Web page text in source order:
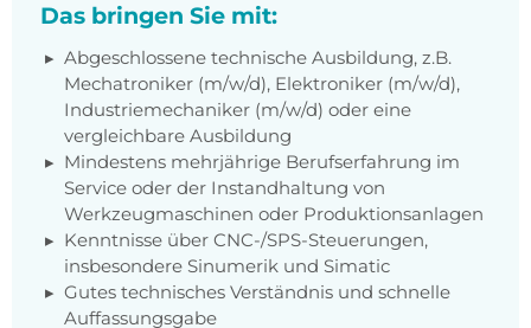
Das bringen Sie mit:
Abgeschlossene technische Ausbildung, z.B.
Mechatroniker (m/w/d), Elektroniker (m/w/d),
Industriemechaniker (m/w/d) oder eine
vergleichbare Ausbildung
Mindestens mehrjährige Berufserfahrung im
Service oder der Instandhaltung von
Werkzeugmaschinen oder Produktionsanlagen
Kenntnisse über CNC-/SPS-Steuerungen,
insbesondere Sinumerik und Simatic
Gutes technisches Verständnis und schnelle
Auffassungsgabe